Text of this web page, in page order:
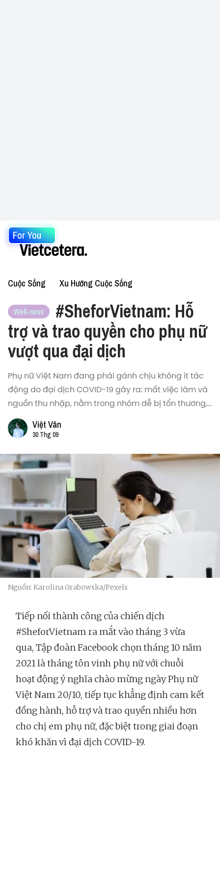
For You
Cuộc Sống Xu Hướng Cuộc Sống
Well-ness
#SheforVietnam: Hỗ
trợ và trao quyền cho phụ nữ
vượt qua đại dịch
Phụ nữ Việt Nam đang phải gánh chịu không ít tác
động do đại dịch COVID-19 gây ra: mất việc làm và
nguồn thu nhập, nằm trong nhóm dễ bị tổn thương,...
Việt Vân
30 Thg 09
Nguồn: Karolina Grabowska/Pexels
Tiếp nối thành công của chiến dịch
#SheforVietnam ra mắt vào tháng 3 vừa
qua, Tập đoàn Facebook chọn tháng 10 năm
2021 là tháng tôn vinh phụ nữ với chuỗi
hoạt động ý nghĩa chào mừng ngày Phụ nữ
Việt Nam 20/10, tiếp tục khẳng định cam kết
đồng hành, hỗ trợ và trao quyền nhiều hơn
cho chị em phụ nữ, đặc biệt trong giai đoạn
khó khăn vì đại dịch COVID-19.